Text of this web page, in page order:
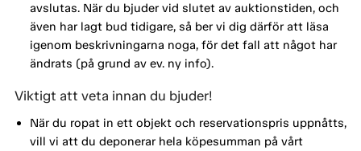
avslutas. När du bjuder vid slutet av auktionstiden, och
även har lagt bud tidigare, så ber vi dig därför att läsa
igenom beskrivningarna noga, för det fall att något har
ändrats (på grund av ev. ny info).
Viktigt att veta innan du bjuder!
När du ropat in ett objekt och reservationspris uppnåtts,
vill vi att du deponerar hela köpesumman på vårt